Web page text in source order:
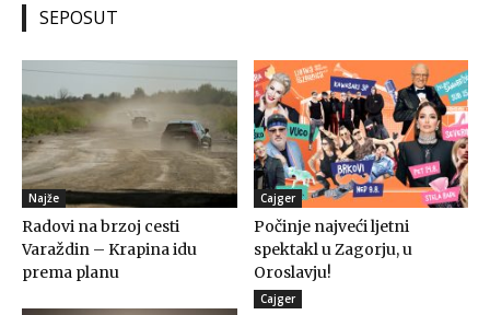
SEPOSUT
Najže
Radovi na brzoj cesti
Varaždin – Krapina idu
prema planu
Cajger
Počinje najveći ljetni
spektakl u Zagorju, u
Oroslavju!
Cajger